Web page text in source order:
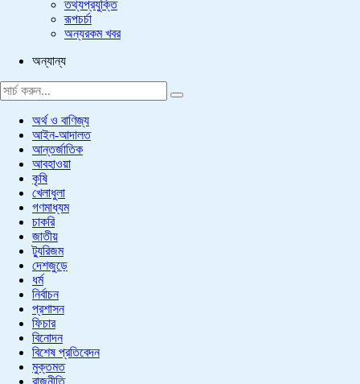
তথ্যপ্রযুক্তি
রূপচর্চা
অন্যরকম খবর
অন্যান্য
অর্থ ও বাণিজ্য
আইন-আদালত
আন্তর্জাতিক
আবহাওয়া
কৃষি
খেলাধুলা
গণমাধ্যম
চাকরি
জাতীয়
ট্যুরিজম
দেশজুড়ে
ধর্ম
নির্বাচন
প্রশাসন
ফিচার
বিনোদন
বিশেষ প্রতিবেদন
মুক্তমত
রাজনীতি